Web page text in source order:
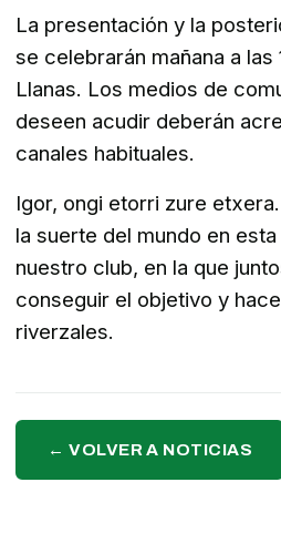
La presentación y la
se celebrarán mañana a las
Llanas. Los medios de
deseen acudir deberán
canales habituales.
Igor, ongi etorri zure
la suerte del mundo en
nuestro club, en la que
conseguir el objetivo y
riverzales.
← VOLVER A NOTICIAS